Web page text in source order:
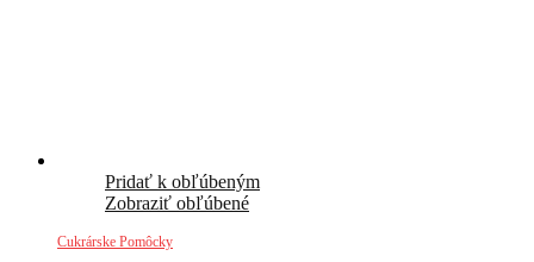
Pridať k obľúbeným
Zobraziť obľúbené
Cukrárske Pomôcky